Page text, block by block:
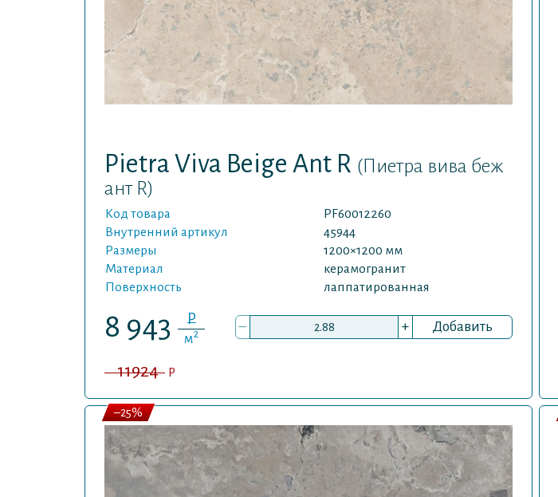
Pietra Viva Beige Ant R (Пиетра вива беж
ант R)
Код товара
PF60012260
Внутренний артикул
45944
Размеры
1200×1200 мм
Материал
керамогранит
Поверхность
лаппатированная
8 943 P
м2 – + Добавить
11924 P
–25%